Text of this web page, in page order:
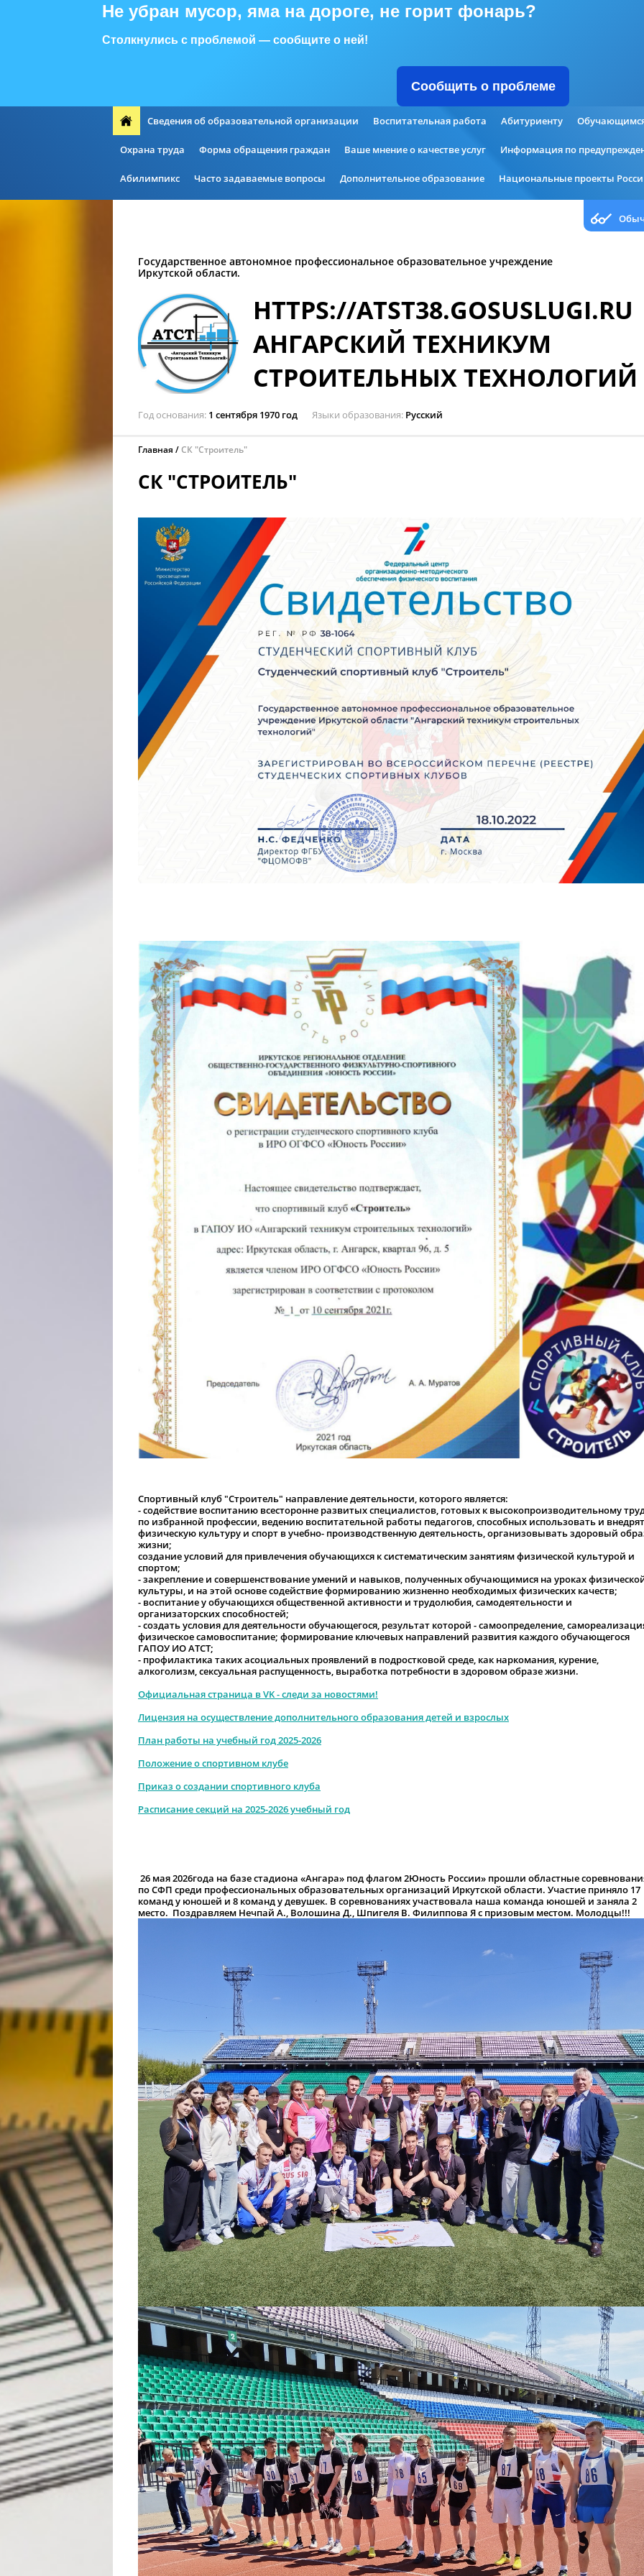
Не убран мусор, яма на дороге, не горит фонарь?
Столкнулись с проблемой — сообщите о ней!
Сообщить о проблеме
Сведения об образовательной организации Воспитательная работа Абитуриенту
Охрана труда Форма обращения граждан Ваше мнение о качестве услуг Информация по
Абилимпикс Часто задаваемые вопросы Дополнительное образование Национальные проекты
Государственное автономное профессиональное образовательное учреждение
Иркутской области.
HTTPS://ATST38.GOSUSLUGI.RU
АНГАРСКИЙ ТЕХНИКУМ
СТРОИТЕЛЬНЫХ ТЕХНОЛОГИЙ
Год основания 1 сентября 1970 год Языки образования Русский
Главная СК "Строитель"
СК "СТРОИТЕЛЬ"
Спортивный клуб "Строитель" направление деятельности, которого является:
- содействие воспитанию всесторонне развитых специалистов, готовых к высокопроизводительному
по избранной профессии, ведению воспитательной работы педагогов, способных использовать и
физическую культуру и спорт в учебно- производственную деятельность, организовывать здоровый
жизни;
создание условий для привлечения обучающихся к систематическим занятиям физической культурой и
спортом;
- закрепление и совершенствование умений и навыков, полученных обучающимися на уроках
культуры, и на этой основе содействие формированию жизненно необходимых физических качеств;
- воспитание у обучающихся общественной активности и трудолюбия, самодеятельности и
организаторских способностей;
- создать условия для деятельности обучающегося, результат которой - самоопределение,
физическое самовоспитание; формирование ключевых направлений развития каждого обучающегося
ГАПОУ ИО АТСТ;
- профилактика таких асоциальных проявлений в подростковой среде, как наркомания, курение,
алкоголизм, сексуальная распущенность, выработка потребности в здоровом образе жизни.
Официальная страница в VK - следи за новостями!
Лицензия на осуществление дополнительного образования детей и взрослых
План работы на учебный год 2025-2026
Положение о спортивном клубе
Приказ о создании спортивного клуба
Расписание секций на 2025-2026 учебный год
26 мая 2026года на базе стадиона «Ангара» под флагом 2Юность России» прошли областные
по СФП среди профессиональных образовательных организаций Иркутской области. Участие приняло 17
команд у юношей и 8 команд у девушек. В соревнованиях участвовала наша команда юношей и заняла 2
место. Поздравляем Нечпай А., Волошина Д., Шпигеля В. Филиппова Я с призовым местом. Молодцы!!!